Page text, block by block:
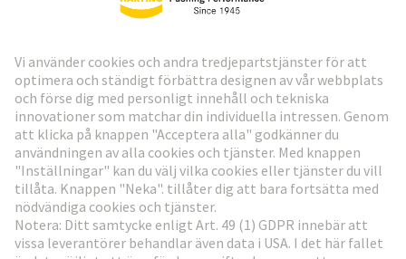
HARTING:s nyhetsbrev
Gå till registrering
Social Media